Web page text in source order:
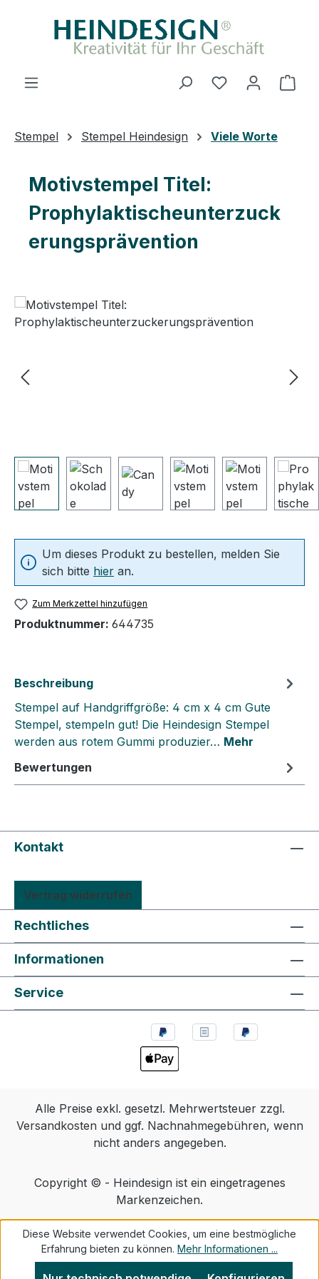
Zum Hauptinhalt springen
Du hast 0
Stempel Stempel Heindesign Viele Worte
Motivstempel Titel:
Prophylaktischeunterzuck
erungsprävention
Um dieses Produkt zu bestellen, melden Sie
sich bitte hier an.
Zum Merkzettel hinzufügen
Produktnummer: 644735
Beschreibung
Stempel auf Handgriffgröße: 4 cm x 4 cm Gute
Stempel, stempeln gut! Die Heindesign Stempel
werden aus rotem Gummi produzier… Mehr
Bewertungen
Kontakt
Vertrag widerrufen
Rechtliches
Informationen
Service
Alle Preise exkl. gesetzl. Mehrwertsteuer zzgl.
Versandkosten und ggf. Nachnahmegebühren, wenn
nicht anders angegeben.
Copyright © - Heindesign ist ein eingetragenes
Markenzeichen.
Diese Website verwendet Cookies, um eine bestmögliche
Erfahrung bieten zu können. Mehr Informationen ...